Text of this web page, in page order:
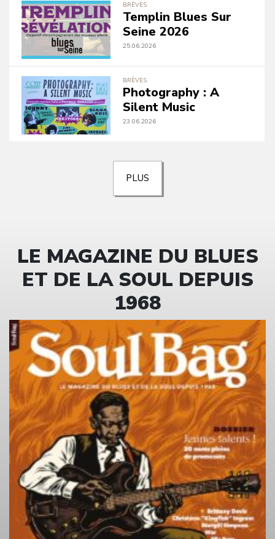
BRÈVES
Templin Blues Sur
Seine 2026
25.06.2026
BRÈVES
Photography : A
Silent Music
23.06.2026
PLUS
LE MAGAZINE DU BLUES
ET DE LA SOUL DEPUIS
1968